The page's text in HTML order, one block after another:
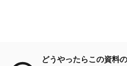
どうやったらこの資料